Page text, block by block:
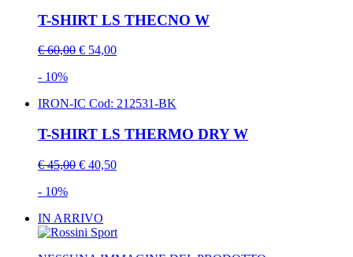
T-SHIRT LS THECNO W
€ 60,00 € 54,00
- 10%
IRON-IC Cod: 212531-BK
T-SHIRT LS THERMO DRY W
€ 45,00 € 40,50
- 10%
IN ARRIVO